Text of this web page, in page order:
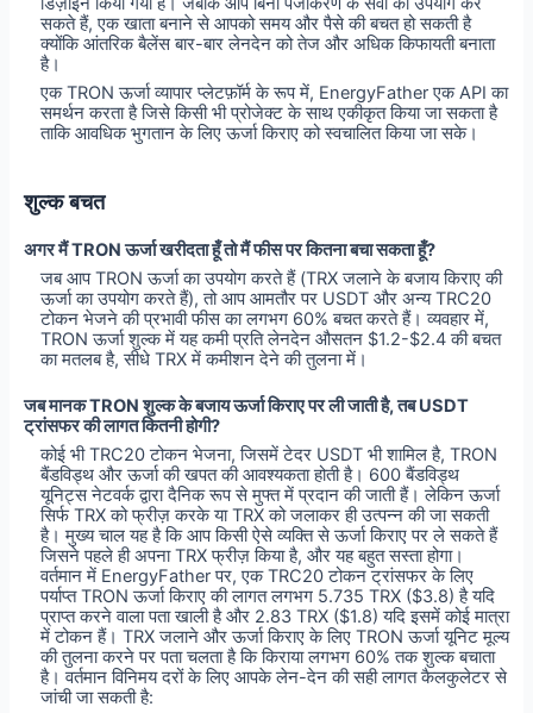
सकते हैं, एक खाता बनाने से आपको समय और पैसे की बचत हो सकती है
क्योंकि आंतरिक बैलेंस बार-बार लेनदेन को तेज और अधिक किफायती बनाता
है।
एक TRON ऊर्जा व्यापार प्लेटफ़ॉर्म के रूप में, EnergyFather एक API का
समर्थन करता है जिसे किसी भी प्रोजेक्ट के साथ एकीकृत किया जा सकता है
ताकि आवधिक भुगतान के लिए ऊर्जा किराए को स्वचालित किया जा सके।
शुल्क बचत
अगर मैं TRON ऊर्जा खरीदता हूँ तो मैं फीस पर कितना बचा सकता हूँ?
जब आप TRON ऊर्जा का उपयोग करते हैं (TRX जलाने के बजाय किराए की
ऊर्जा का उपयोग करते हैं), तो आप आमतौर पर USDT और अन्य TRC20
टोकन भेजने की प्रभावी फीस का लगभग 60% बचत करते हैं। व्यवहार में,
TRON ऊर्जा शुल्क में यह कमी प्रति लेनदेन औसतन $1.2-$2.4 की बचत
का मतलब है, सीधे TRX में कमीशन देने की तुलना में।
जब मानक TRON शुल्क के बजाय ऊर्जा किराए पर ली जाती है, तब USDT
ट्रांसफर की लागत कितनी होगी?
कोई भी TRC20 टोकन भेजना, जिसमें टेदर USDT भी शामिल है, TRON
बैंडविड्थ और ऊर्जा की खपत की आवश्यकता होती है। 600 बैंडविड्थ
यूनिट्स नेटवर्क द्वारा दैनिक रूप से मुफ्त में प्रदान की जाती हैं। लेकिन ऊर्जा
सिर्फ TRX को फ्रीज़ करके या TRX को जलाकर ही उत्पन्न की जा सकती
है। मुख्य चाल यह है कि आप किसी ऐसे व्यक्ति से ऊर्जा किराए पर ले सकते हैं
जिसने पहले ही अपना TRX फ्रीज़ किया है, और यह बहुत सस्ता होगा।
वर्तमान में EnergyFather पर, एक TRC20 टोकन ट्रांसफर के लिए
पर्याप्त TRON ऊर्जा किराए की लागत लगभग 5.735 TRX ($3.8) है यदि
प्राप्त करने वाला पता खाली है और 2.83 TRX ($1.8) यदि इसमें कोई मात्रा
में टोकन हैं। TRX जलाने और ऊर्जा किराए के लिए TRON ऊर्जा यूनिट मूल्य
की तुलना करने पर पता चलता है कि किराया लगभग 60% तक शुल्क बचाता
है। वर्तमान विनिमय दरों के लिए आपके लेन-देन की सही लागत कैलकुलेटर से
जांची जा सकती है: